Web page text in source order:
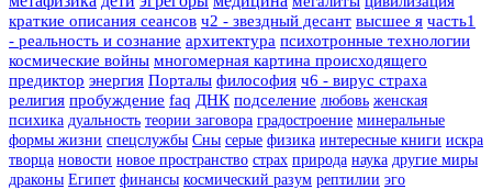
краткие описания сеансов ч2 - звездный десант высшее я часть1
- реальность и сознание архитектура психотронные технологии
космические войны многомерная картина происходящего
предиктор энергия Порталы философия ч6 - вирус страха
религия пробуждение faq ДНК подселение любовь женская
психика дуальность теории заговора градостроение минеральные
формы жизни спецслужбы Сны серые физика интересные книги искра
творца новости новое пространство страх природа наука другие миры
драконы Египет финансы космический разум рептилии эго